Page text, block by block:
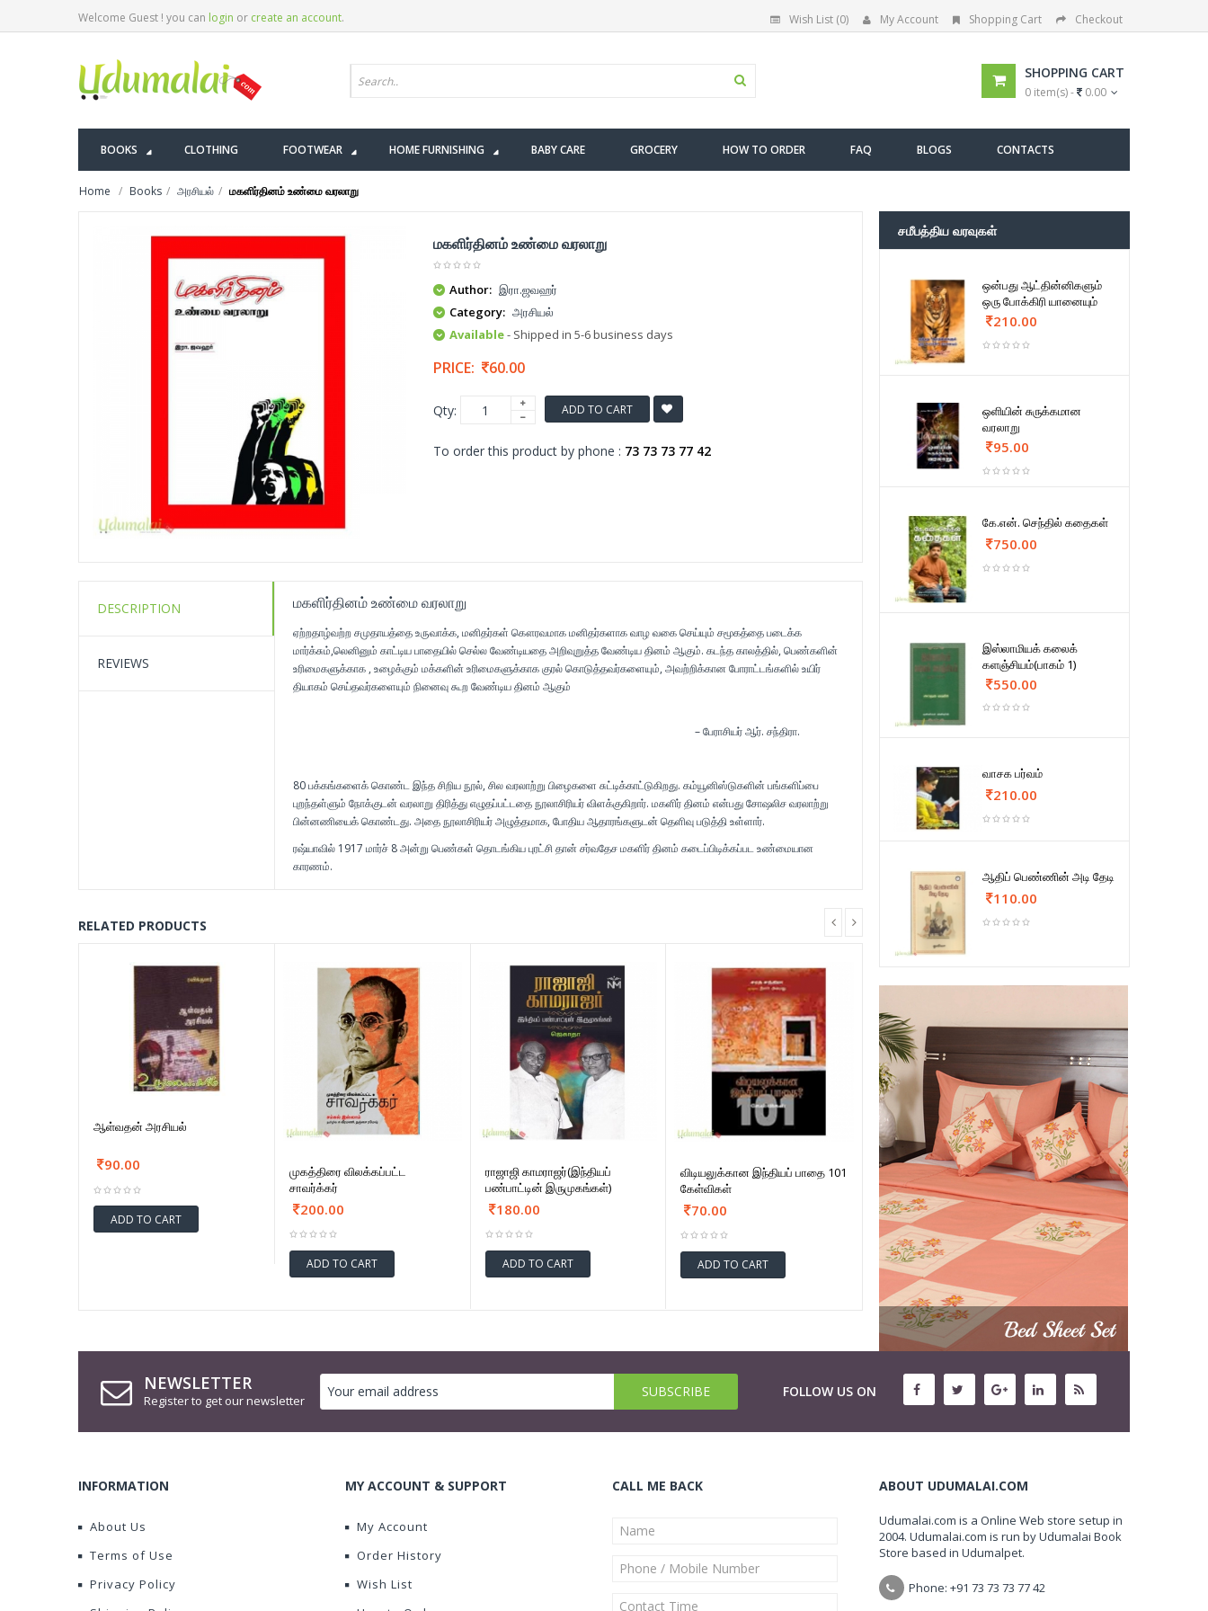
Welcome Guest ! you can login or create an account. Wish List (0) My Account Shopping Cart Checkout
SHOPPING CART
0 item(s) - 0.00
BOOKS CLOTHING FOOTWEAR HOME FURNISHING BABY CARE GROCERY HOW TO ORDER FAQ BLOGS CONTACTS
Home Books அரசியல் மகளிர்தினம் உண்மை வரலாறு
மகளிர்தினம் உண்மை வரலாறு
Author: இரா.ஜவஹர்
Category: அரசியல்
Available- Shipped in 5-6 business days
PRICE: 60.00
Qty: ADD TO CART
To order this product by phone : 73 73 73 77 42
DESCRIPTION
REVIEWS
மகளிர்தினம் உண்மை வரலாறு
ஏற்றதாழ்வற்ற சமுதாயத்தை உருவாக்க, மனிதர்கள் கௌரவமாக மனிதர்களாக வாழ வகை செய்யும் சமூகத்தை படைக்க
மார்க்சும்,லெனினும் காட்டிய பாதையில் செல்ல வேண்டியதை அறிவுறுத்த வேண்டிய தினம் ஆகும். கடந்த காலத்தில், பெண்களின்
உரிமைகளுக்காக , உழைக்கும் மக்களின் உரிமைகளுக்காக குரல் கொடுத்தவர்களையும், அவற்றிக்கான போராட்டங்களில் உயிர்
தியாகம் செய்தவர்களையும் நினைவு கூற வேண்டிய தினம் ஆகும்
– பேராசியர் ஆர். சந்திரா.
80 பக்கங்களைக் கொண்ட இந்த சிறிய நூல், சில வரலாற்று பிழைகளை சுட்டிக்காட்டுகிறது. கம்யூனிஸ்டுகளின் பங்களிப்பை
புறந்தள்ளும் நோக்குடன் வரலாறு திரித்து எழுதப்பட்டதை நூலாசிரியர் விளக்குகிறார். மகளிர் தினம் என்பது சோஷலிச வரலாற்று
பின்னணியைக் கொண்டது. அதை நூலாசிரியர் அழுத்தமாக, போதிய ஆதாரங்களுடன் தெளிவு படுத்தி உள்ளார்.
ரஷ்யாவில் 1917 மார்ச் 8 அன்று பெண்கள் தொடங்கிய புரட்சி தான் சர்வதேச மகளிர் தினம் கடைப்பிடிக்கப்பட உண்மையான
காரணம்.
RELATED PRODUCTS
ஆள்வதன் அரசியல்
90.00
ADD TO CART
முகத்திரை விலக்கப்பட்ட
சாவர்க்கர்
200.00
ADD TO CART
ராஜாஜி காமராஜர்(இந்தியப்
பண்பாட்டின் இருமுகங்கள்)
180.00
ADD TO CART
விடியலுக்கான இந்தியப் பாதை 101
கேள்விகள்
70.00
ADD TO CART
சமீபத்திய வரவுகள்
ஒன்பது ஆட்தின்னிகளும்
ஒரு போக்கிரி யானையும்
210.00
ஒளியின் சுருக்கமான
வரலாறு
95.00
கே.என். செந்தில் கதைகள்
750.00
இஸ்லாமியக் கலைக்
களஞ்சியம்(பாகம் 1)
550.00
வாசக பர்வம்
210.00
ஆதிப் பெண்ணின் அடி தேடி
110.00
NEWSLETTER
Register to get our newsletter
FOLLOW US ON
INFORMATION
About Us
Terms of Use
Privacy Policy
MY ACCOUNT & SUPPORT
My Account
Order History
Wish List
CALL ME BACK ABOUT UDUMALAI.COM
Udumalai.com is a Online Web store setup in
2004. Udumalai.com is run by Udumalai Book
Store based in Udumalpet.
Phone: +91 73 73 73 77 42